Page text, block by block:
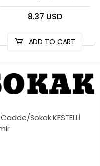
8,37 USD
ADD TO CART
Sokak:KESTELLİ